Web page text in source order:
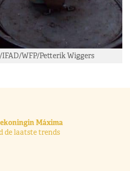
WFP/Petterik Wiggers
Máxima
de laatste trends